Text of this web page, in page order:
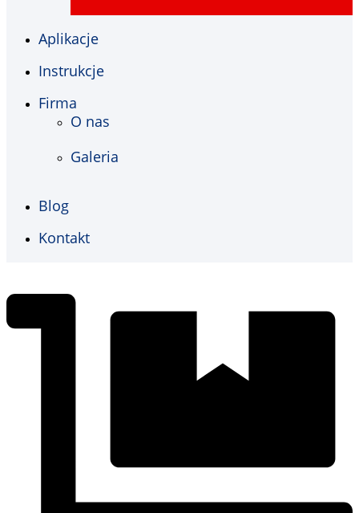
Aplikacje
Instrukcje
Firma
O nas
Galeria
Blog
Kontakt